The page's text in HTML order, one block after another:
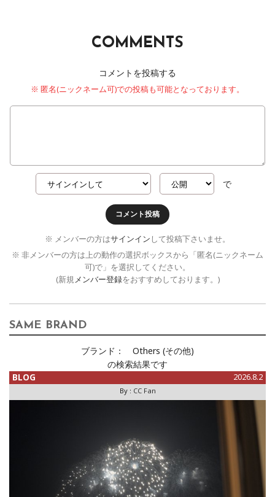
COMMENTS
コメントを投稿する
※ 匿名(ニックネーム可)での投稿も可能となっております。
で
コメント投稿
※ メンバーの方はサインイン して投稿下さいませ。
※ 非メンバーの方は上の動作の選択ボックスから「匿名(ニックネーム
可)で」を選択してください。
(新規メンバー登録をおすすめしております。)
SAME BRAND
ブランド：
Others (その他)
の検索結果です
BLOG 2026.8.2
By : CC Fan